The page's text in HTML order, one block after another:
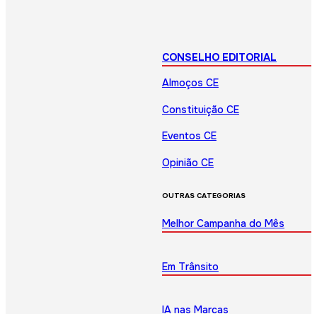
CONSELHO EDITORIAL
Almoços CE
Constituição CE
Eventos CE
Opinião CE
OUTRAS CATEGORIAS
Melhor Campanha do Mês
Em Trânsito
IA nas Marcas